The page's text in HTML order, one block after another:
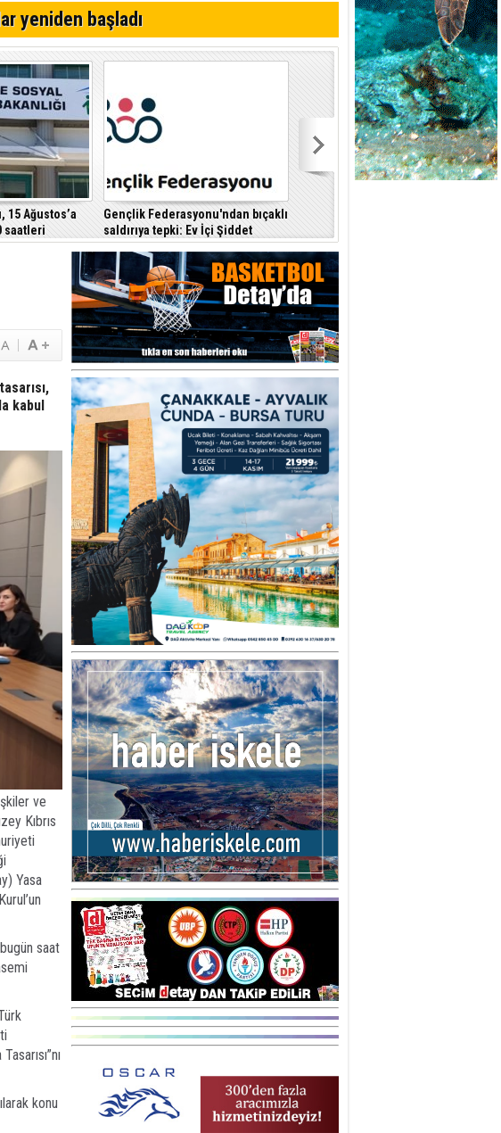
başladı
geldi
yeniden başladı
15 Ağustos’a
saatleri
çalışmayı
Gençlik Federasyonu'ndan bıçaklı
saldırıya tepki: Ev İçi Şiddet
Yasası hayata geçirilmeli
kabul
ve
Kıbrıs
Yasa
saat
konu